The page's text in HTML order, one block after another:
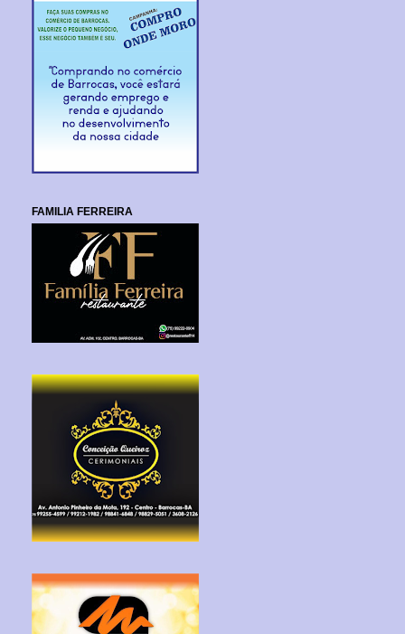
FAMILIA FERREIRA